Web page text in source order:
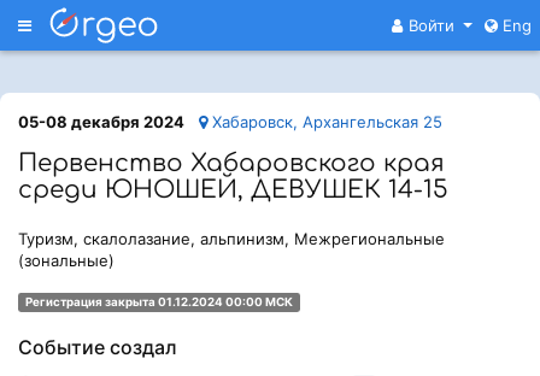
Меню Войти Eng
05-08 декабря 2024 Хабаровск, Архангельская 25
Первенство Хабаровского края
среди ЮНОШЕЙ, ДЕВУШЕК 14-15
Туризм, скалолазание, альпинизм, Межрегиональные
(зональные)
Регистрация закрыта 01.12.2024 00:00 МСК
Событие создал